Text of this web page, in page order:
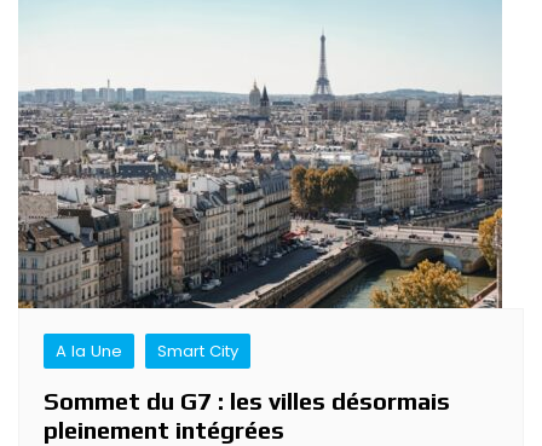
A la Une Smart City
Sommet du G7 : les villes désormais
pleinement intégrées